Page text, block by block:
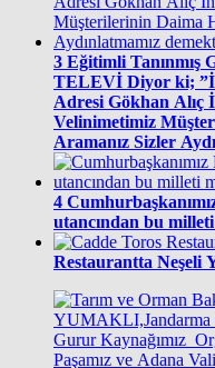
3 Eğitimli Tanınmış Genç Emlak Danışmanı BERHAN
TELEVİ Diyor ki;
Adresi Gökhan Alıç İnşaat Emlak” Siz Değerli
Velinimetimiz
Aramanız Sizler
4
utancından bu
Restaurantta Neşeli